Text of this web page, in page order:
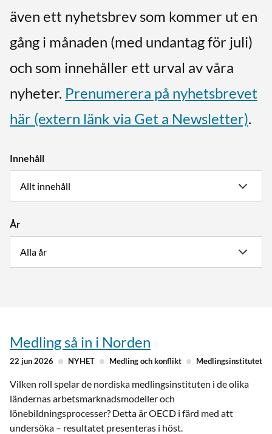
även ett nyhetsbrev som kommer ut en
gång i månaden (med undantag för juli)
och som innehåller ett urval av våra
nyheter. Prenumerera på nyhetsbrevet
här (extern länk via Get a Newsletter).
Innehåll
År
Medling så in i Norden
22 jun 2026 NYHET Medling och konflikt Medlingsinstitutet
Vilken roll spelar de nordiska medlingsinstituten i de olika
ländernas arbetsmarknadsmodeller och
lönebildningsprocesser? Detta är OECD i färd med att
undersöka – resultatet presenteras i höst.